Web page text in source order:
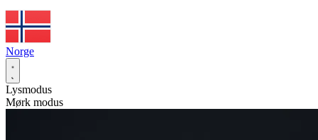
Norge
Lysmodus
Mørk modus